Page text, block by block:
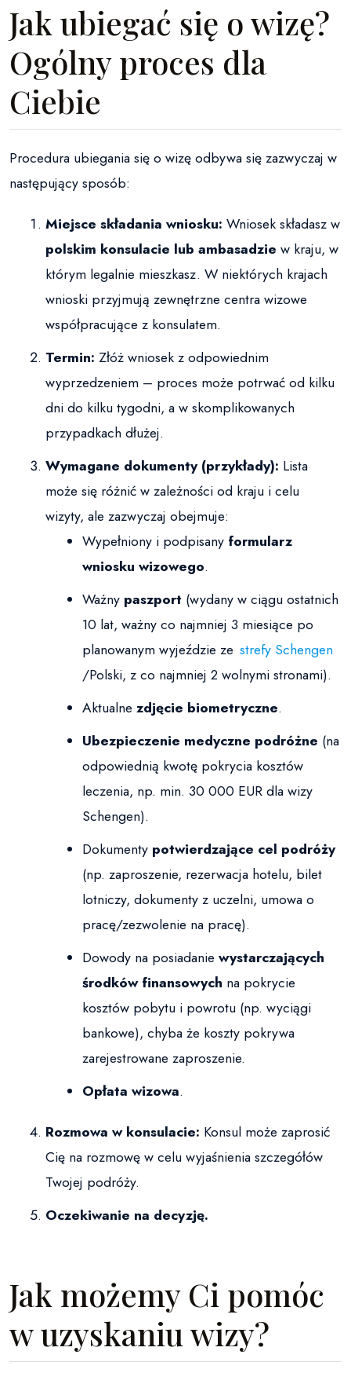
Jak ubiegać się o wizę?
Ogólny proces dla
Ciebie
Procedura ubiegania się o wizę odbywa się zazwyczaj w
następujący sposób:
Miejsce składania wniosku: Wniosek składasz w
polskim konsulacie lub ambasadzie w kraju, w
którym legalnie mieszkasz. W niektórych krajach
wnioski przyjmują zewnętrzne centra wizowe
współpracujące z konsulatem.
Termin: Złóż wniosek z odpowiednim
wyprzedzeniem – proces może potrwać od kilku
dni do kilku tygodni, a w skomplikowanych
przypadkach dłużej.
Wymagane dokumenty (przykłady): Lista
może się różnić w zależności od kraju i celu
wizyty, ale zazwyczaj obejmuje:
Wypełniony i podpisany formularz
wniosku wizowego.
Ważny paszport (wydany w ciągu ostatnich
10 lat, ważny co najmniej 3 miesiące po
planowanym wyjeździe ze strefy Schengen
/Polski, z co najmniej 2 wolnymi stronami).
Aktualne zdjęcie biometryczne.
Ubezpieczenie medyczne podróżne (na
odpowiednią kwotę pokrycia kosztów
leczenia, np. min. 30 000 EUR dla wizy
Schengen).
Dokumenty potwierdzające cel podróży
(np. zaproszenie, rezerwacja hotelu, bilet
lotniczy, dokumenty z uczelni, umowa o
pracę/zezwolenie na pracę).
Dowody na posiadanie wystarczających
środków finansowych na pokrycie
kosztów pobytu i powrotu (np. wyciągi
bankowe), chyba że koszty pokrywa
zarejestrowane zaproszenie.
Opłata wizowa.
Rozmowa w konsulacie: Konsul może zaprosić
Cię na rozmowę w celu wyjaśnienia szczegółów
Twojej podróży.
Oczekiwanie na decyzję.
Jak możemy Ci pomóc
w uzyskaniu wizy?